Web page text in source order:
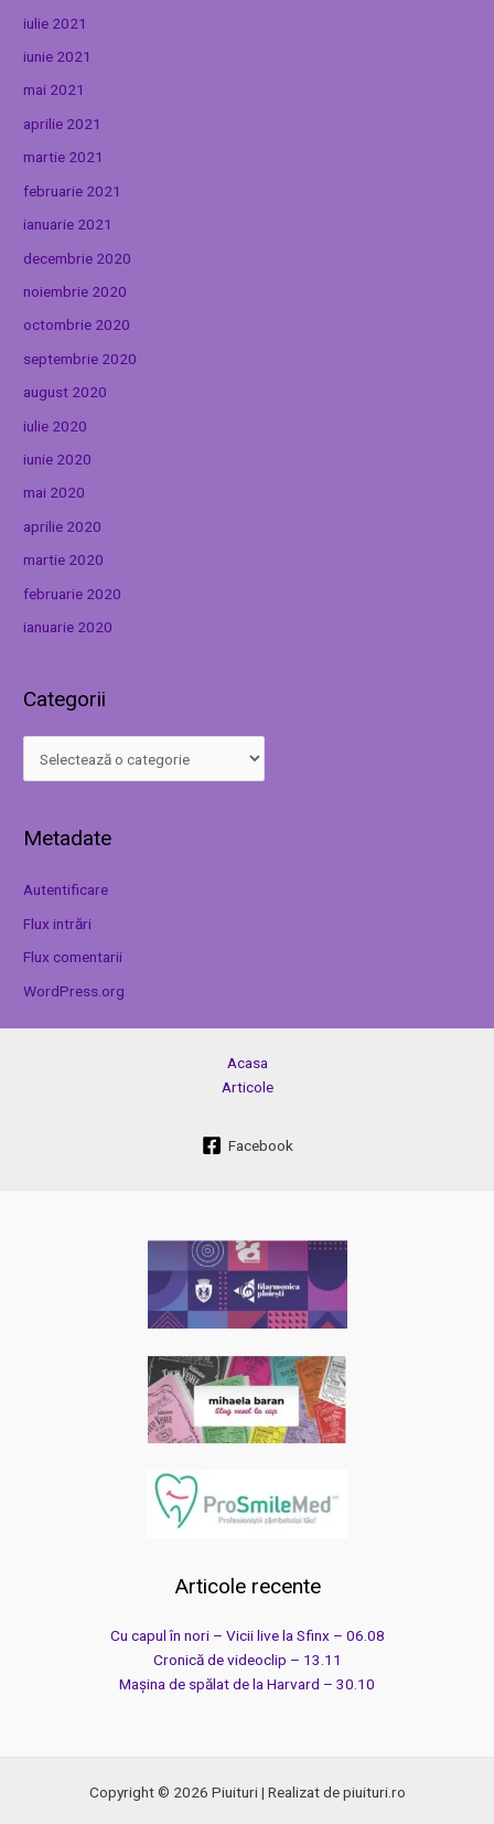
iulie 2021
iunie 2021
mai 2021
aprilie 2021
martie 2021
februarie 2021
ianuarie 2021
decembrie 2020
noiembrie 2020
octombrie 2020
septembrie 2020
august 2020
iulie 2020
iunie 2020
mai 2020
aprilie 2020
martie 2020
februarie 2020
ianuarie 2020
Categorii
Metadate
Autentificare
Flux intrări
Flux comentarii
WordPress.org
Acasa
Articole
Facebook
Articole recente
Cu capul în nori – Vicii live la Sfinx – 06.08
Cronică de videoclip – 13.11
Mașina de spălat de la Harvard – 30.10
Copyright © 2026 Piuituri | Realizat de piuituri.ro